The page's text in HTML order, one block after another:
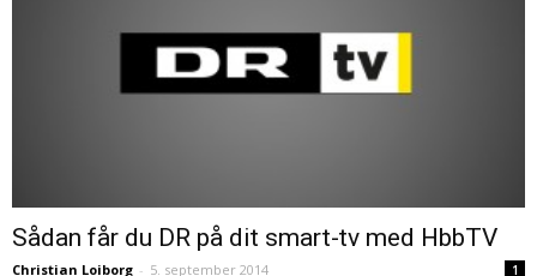
Sådan får du DR på dit smart-tv med HbbTV
Christian Loiborg - 5. september 2014 1